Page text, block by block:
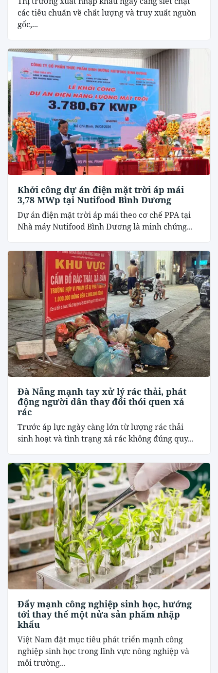
các tiêu chuẩn về chất lượng và truy xuất nguồn
gốc,...
Khởi công dự án điện mặt trời áp mái
3,78 MWp tại Nutifood Bình Dương
Dự án điện mặt trời áp mái theo cơ chế PPA tại
Nhà máy Nutifood Bình Dương là minh chứng...
Đà Nẵng mạnh tay xử lý rác thải, phát
động người dân thay đổi thói quen xả
rác
Trước áp lực ngày càng lớn từ lượng rác thải
sinh hoạt và tình trạng xả rác không đúng quy...
Đẩy mạnh công nghiệp sinh học, hướng
tới thay thế một nửa sản phẩm nhập
khẩu
Việt Nam đặt mục tiêu phát triển mạnh công
nghiệp sinh học trong lĩnh vực nông nghiệp và
môi trường...